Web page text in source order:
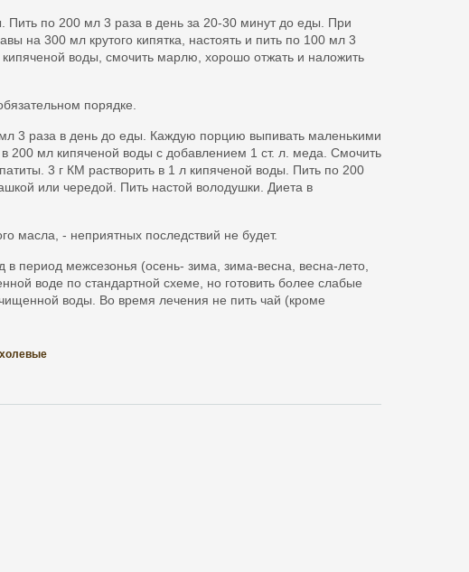
Пить по 200 мл 3 раза в день за 20-30 минут до еды. При
на 300 мл крутого кипятка, настоять и пить по 100 мл 3
воды, смочить марлю, хорошо отжать и наложить
порядке.
3 раза в день до еды. Каждую порцию выпивать маленькими
200 мл кипяченой воды с добавлением 1 ст. л. меда. Смочить
3 г КМ растворить в 1 л кипяченой воды. Пить по 200
или чередой. Пить настой володушки. Диета в
масла, - неприятных последствий не будет.
в период межсезонья (осень- зима, зима-весна, весна-лето,
воде по стандартной схеме, но готовить более слабые
воды. Во время лечения не пить чай (кроме